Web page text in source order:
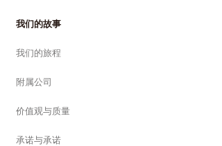
我们的故事
我们的旅程
附属公司
价值观与质量
承诺与承诺